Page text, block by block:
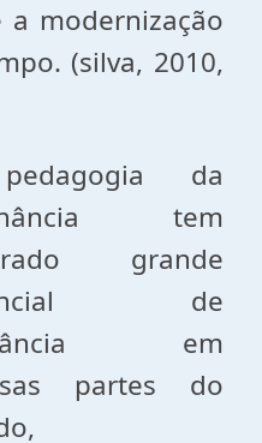
modernização
(silva, 2010,
da
tem
grande
de
em
partes do